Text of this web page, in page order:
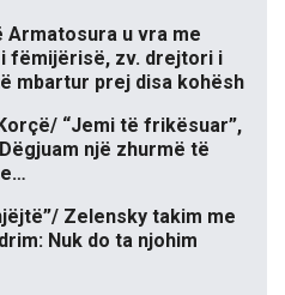
u vra me
fëmijërisë, zv. drejtori i
mbartur prej disa kohësh
“Jemi të frikësuar”,
një zhurmë të
Zelensky takim me
Nuk do ta njohim